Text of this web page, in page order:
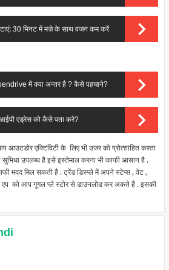
30 मिनट में मज़े के साथ वजन कम करें
में क्या अन्तर है ? कैसे पहचाने?
एड्रेस को कैसे पता करे?
आउटडोर एक्टिविटी के लिए भी उजर को प्रोत्शाहित करता
उपलब्ध है इसे इस्तेमाल करना भी काफी आसान है .
मदद मिल सकती है . ट्रेंड डिस्प्ले में अपने स्टेप्स , वेट ,
को आप गूगल प्ले स्टोर से डाउनलोड कर अकते है . इसकी